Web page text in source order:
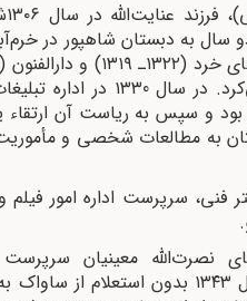
با مجله تهران مصور
به مطالعات شخصی و
فنی، سرپرست اداره امور
نصرت‌الله معینیان
، بهره می‌برد در سال ۱۳۴۳ بدون